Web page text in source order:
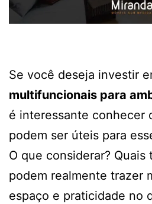
Se você deseja investir
multifuncionais para
é interessante conhecer
podem ser úteis para
O que considerar? Quais
podem realmente trazer
espaço e praticidade no